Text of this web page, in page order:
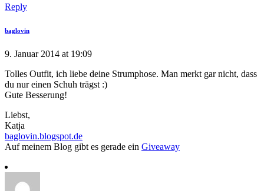
Reply
baglovin
9. Januar 2014 at 19:09
Tolles Outfit, ich liebe deine Strumphose. Man merkt gar nicht, dass
du nur einen Schuh trägst :)
Gute Besserung!
Liebst,
Katja
baglovin.blogspot.de
Auf meinem Blog gibt es gerade ein Giveaway